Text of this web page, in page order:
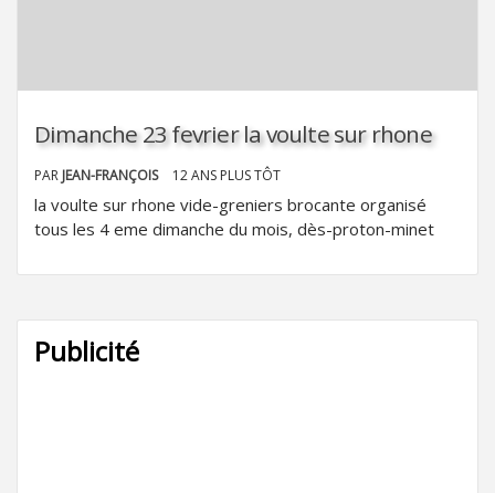
Dimanche 23 fevrier la voulte sur rhone
PAR JEAN-FRANÇOIS 12 ANS PLUS TÔT
la voulte sur rhone vide-greniers brocante organisé
tous les 4 eme dimanche du mois, dès-proton-minet
Publicité